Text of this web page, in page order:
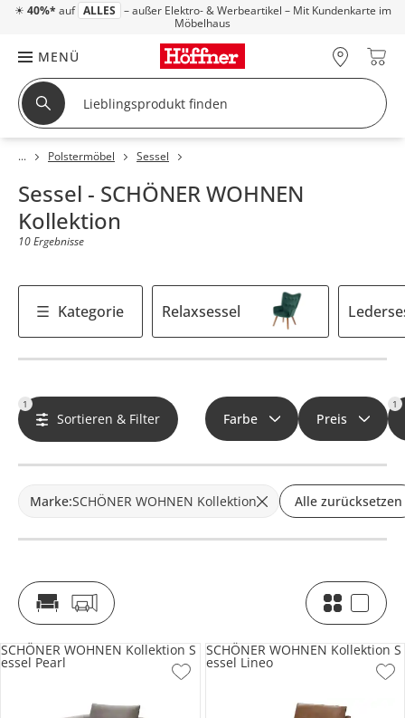
☀ 40%* auf ALLES – außer Elektro- & Werbeartikel – Mit Kundenkarte im
Möbelhaus
MENÜ
Polstermöbel Sessel
Sessel - SCHÖNER WOHNEN
Kollektion
10 Ergebnisse
Kategorie Relaxsessel
1
Sortieren & Filter Farbe Preis
1
Marke:SCHÖNER WOHNEN Kollektion Alle zurücksetzen
SCHÖNER WOHNEN Kollektion S
essel Pearl
SCHÖNER WOHNEN Kollektion S
essel Lineo